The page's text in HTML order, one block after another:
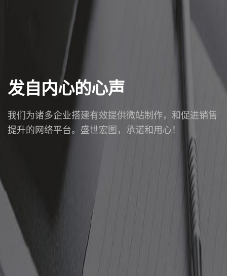
发自内心的心声
我们为诸多企业搭建有效提供微站制作，和促进销售
提升的网络平台。盛世宏图，承诺和用心！